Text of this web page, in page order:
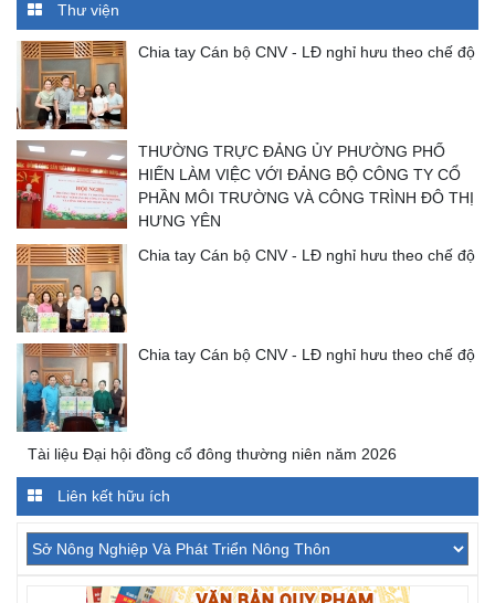
Thư viện
Chia tay Cán bộ CNV - LĐ nghỉ hưu theo chế độ
THƯỜNG TRỰC ĐẢNG ỦY PHƯỜNG PHỐ
HIẾN LÀM VIỆC VỚI ĐẢNG BỘ CÔNG TY CỔ
PHẦN MÔI TRƯỜNG VÀ CÔNG TRÌNH ĐÔ THỊ
HƯNG YÊN
Chia tay Cán bộ CNV - LĐ nghỉ hưu theo chế độ
Chia tay Cán bộ CNV - LĐ nghỉ hưu theo chế độ
Tài liệu Đại hội đồng cổ đông thường niên năm 2026
Liên kết hữu ích